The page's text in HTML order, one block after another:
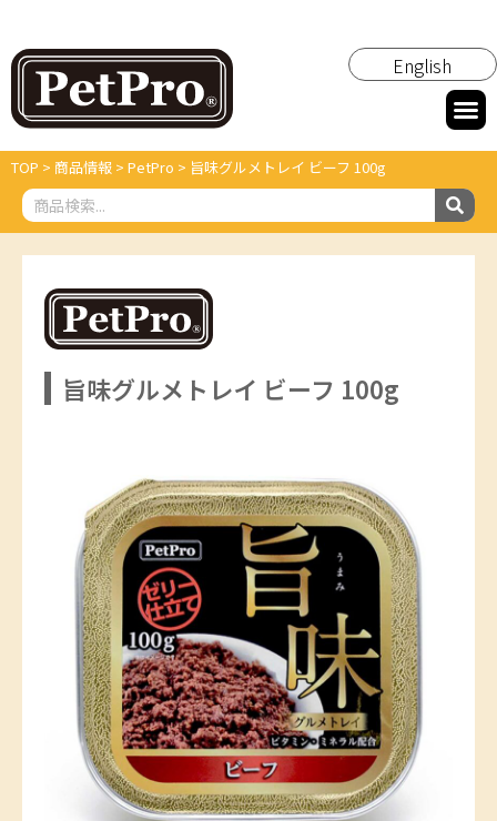
English
TOP > 商品情報 > PetPro > 旨味グルメトレイ ビーフ 100g
旨味グルメトレイ ビーフ 100g